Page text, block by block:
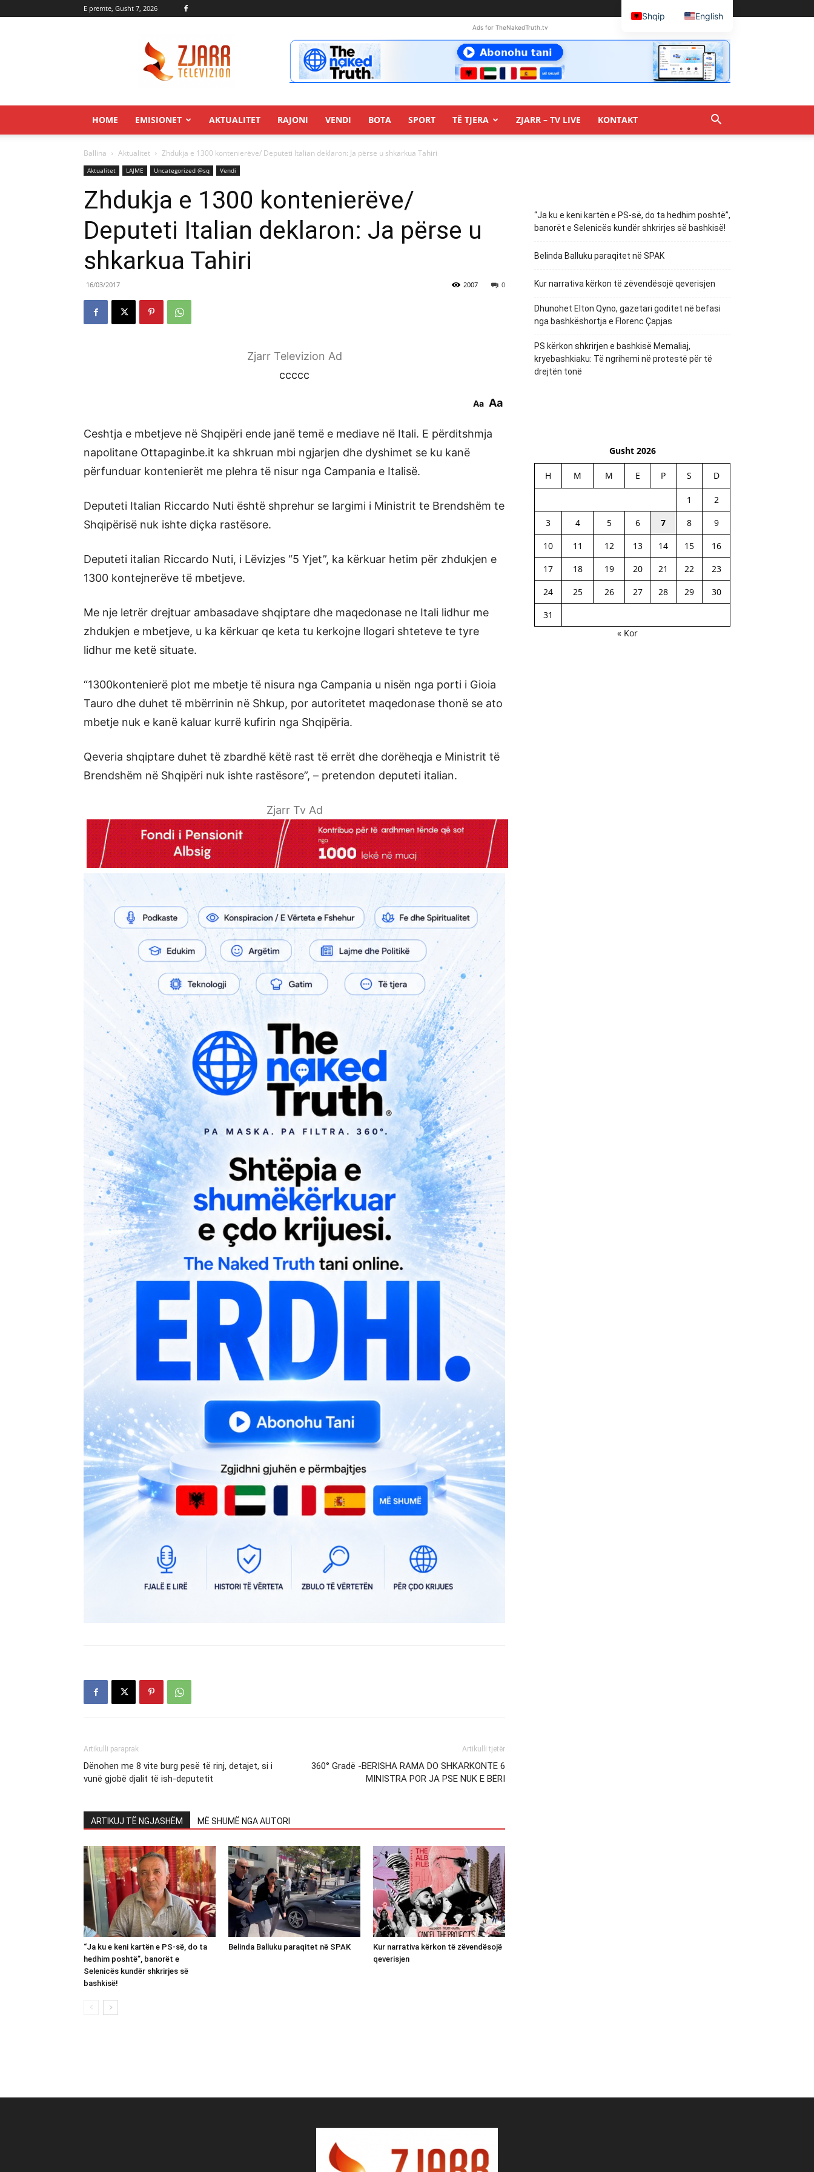
E premte, Gusht 7, 2026
Ads for TheNakedTruth.tv
HOME EMISIONET AKTUALITET RAJONI VENDI BOTA SPORT TË TJERA ZJARR – TV LIVE KONTAKT
Ballina Aktualitet Zhdukja e 1300 kontenierëve/ Deputeti Italian deklaron: Ja përse u shkarkua Tahiri
Aktualitet LAJME Uncategorized @sq Vendi
Zhdukja e 1300 kontenierëve/
Deputeti Italian deklaron: Ja përse u
shkarkua Tahiri
16/03/2017 0
2007
Zjarr Televizion Ad
ccccc
Aa Aa
Ceshtja e mbetjeve në Shqipëri ende janë temë e mediave në Itali. E përditshmja
napolitane Ottapaginbe.it ka shkruan mbi ngjarjen dhe dyshimet se ku kanë
përfunduar kontenierët me plehra të nisur nga Campania e Italisë.
Deputeti Italian Riccardo Nuti është shprehur se largimi i Ministrit te Brendshëm te
Shqipërisë nuk ishte diçka rastësore.
Deputeti italian Riccardo Nuti, i Lëvizjes “5 Yjet”, ka kërkuar hetim për zhdukjen e
1300 kontejnerëve të mbetjeve.
Me nje letrër drejtuar ambasadave shqiptare dhe maqedonase ne Itali lidhur me
zhdukjen e mbetjeve, u ka kërkuar qe keta tu kerkojne llogari shteteve te tyre
lidhur me ketë situate.
“1300kontenierë plot me mbetje të nisura nga Campania u nisën nga porti i Gioia
Tauro dhe duhet të mbërrinin në Shkup, por autoritetet maqedonase thonë se ato
mbetje nuk e kanë kaluar kurrë kufirin nga Shqipëria.
Qeveria shqiptare duhet të zbardhë këtë rast të errët dhe dorëheqja e Ministrit të
Brendshëm në Shqipëri nuk ishte rastësore”, – pretendon deputeti italian.
Zjarr Tv Ad
Artikulli paraprak
Dënohen me 8 vite burg pesë të rinj, detajet, si i
vunë gjobë djalit të ish-deputetit
Artikulli tjetër
360° Gradë -BERISHA RAMA DO SHKARKONTE 6
MINISTRA POR JA PSE NUK E BËRI
ARTIKUJ TË NGJASHËM MË SHUMË NGA AUTORI
“Ja ku e keni kartën e PS-së, do ta
hedhim poshtë”, banorët e
Selenicës kundër shkrirjes së
bashkisë!
Belinda Balluku paraqitet në SPAK
Kur narrativa kërkon të zëvendësojë
qeverisjen
“Ja ku e keni kartën e PS-së, do ta hedhim poshtë”,
banorët e Selenicës kundër shkrirjes së bashkisë!
Belinda Balluku paraqitet në SPAK
Kur narrativa kërkon të zëvendësojë qeverisjen
Dhunohet Elton Qyno, gazetari goditet në befasi
nga bashkëshortja e Florenc Çapjas
PS kërkon shkrirjen e bashkisë Memaliaj,
kryebashkiaku: Të ngrihemi në protestë për të
drejtën tonë
Gusht 2026
H M M E P S D
1
2
3
4 5 6 7 8
9
10
11 12 13 14 15
16
17
18 19 20 21 22
23
24
25 26 27 28 29
30
31
« Kor
Shqip English